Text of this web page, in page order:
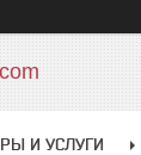
И УСЛУГИ